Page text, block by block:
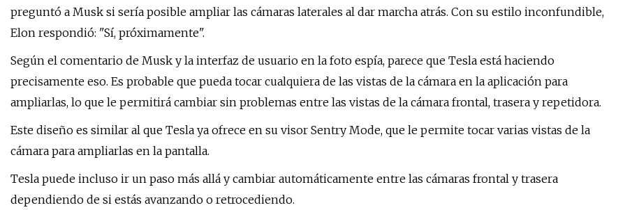
preguntó a Musk si sería posible ampliar las cámaras laterales al dar marcha atrás. Con su estilo inconfundible,
Elon respondió: "Sí, próximamente".
Según el comentario de Musk y la interfaz de usuario en la foto espía, parece que Tesla está haciendo
precisamente eso. Es probable que pueda tocar cualquiera de las vistas de la cámara en la aplicación para
ampliarlas, lo que le permitirá cambiar sin problemas entre las vistas de la cámara frontal, trasera y repetidora.
Este diseño es similar al que Tesla ya ofrece en su visor Sentry Mode, que le permite tocar varias vistas de la
cámara para ampliarlas en la pantalla.
Tesla puede incluso ir un paso más allá y cambiar automáticamente entre las cámaras frontal y trasera
dependiendo de si estás avanzando o retrocediendo.